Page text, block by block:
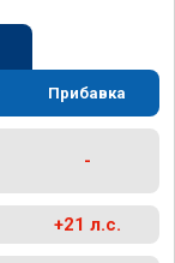
Прибавка
-
+21 л.с.